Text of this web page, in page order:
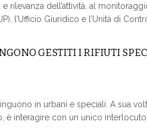
rilevanza dell’attività, al
l’Ufficio Giuridico e l’Unità di
GESTITI I RIFIUTI
in urbani e speciali. A sua
è interagire con un unico